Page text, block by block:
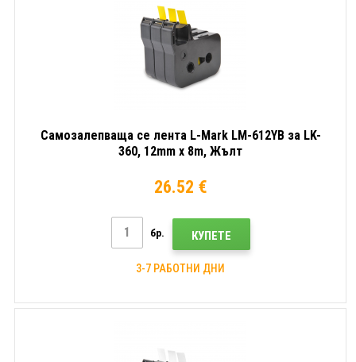
Самозалепваща се лента L-Mark LM-612YB за LK-
360, 12mm x 8m, Жълт
26.52 €
бр. КУПЕТЕ
3-7 РАБОТНИ ДНИ